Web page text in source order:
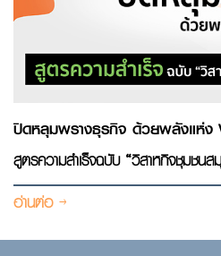
ปิดหลุมพรางธุรกิจ ด้วยพลังแห่ง
สูตรความสำเร็จฉบับ “วิสาหกิจชุมชนส
อ่านต่อ